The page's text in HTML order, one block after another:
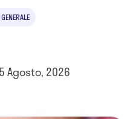
Agosto, 2026